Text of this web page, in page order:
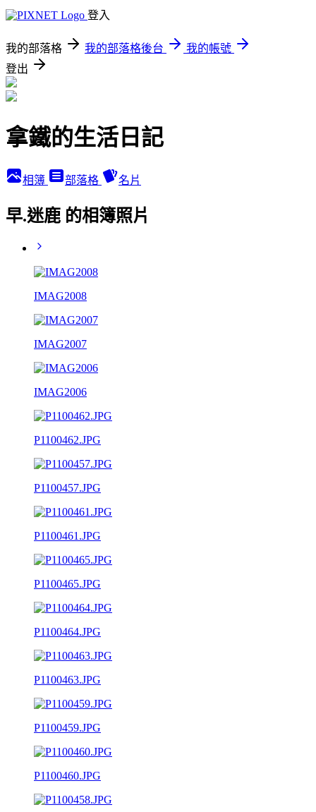
登入
我的部落格 我的部落格後台
我的帳號
登出
拿鐵的生活日記
相簿 部落格 名片
早.迷鹿 的相簿照片
IMAG2008
IMAG2007
IMAG2006
P1100462.JPG
P1100457.JPG
P1100461.JPG
P1100465.JPG
P1100464.JPG
P1100463.JPG
P1100459.JPG
P1100460.JPG